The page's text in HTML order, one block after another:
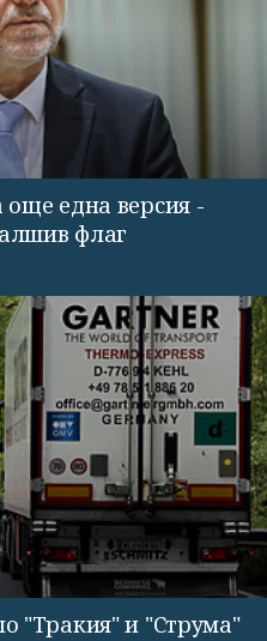
още една версия -
флаг
"Тракия" и "Струма"